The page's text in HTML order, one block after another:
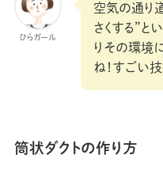
ひらガール
空気の通り
さくする”と
りその環境
ね！すごい技
筒状ダクトの作り方